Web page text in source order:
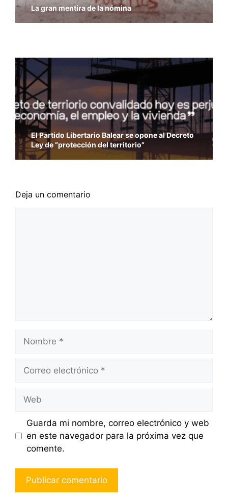
La gran mentira de la nómina
Economía y Libertad – Previsiones del PIB del
FMI
El Partido Libertario Balear se opone al Decreto
Ley de “protección del territorio”
Deja un comentario
Nombre
Correo
Web
Guarda mi nombre, correo electrónico y web
en este navegador para la próxima vez que
comente.